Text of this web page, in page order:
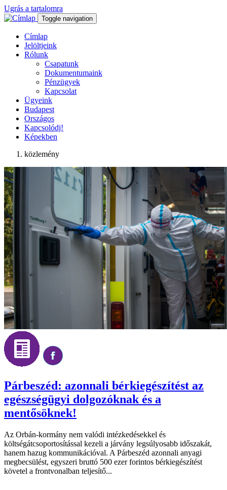
Ugrás a tartalomra
Toggle navigation
Címlap
Jelöltjeink
Rólunk
Csapatunk
Dokumentumaink
Pénzügyek
Kapcsolat
Ügyeink
Budapest
Országos
Kapcsolódj!
Képekben
közlemény
Párbeszéd: azonnali bérkiegészítést az
egészségügyi dolgozóknak és a
mentősöknek!
Az Orbán-kormány nem valódi intézkedésekkel és
költségátcsoportosítással kezeli a járvány legsúlyosabb időszakát,
hanem hazug kommunikációval. A Párbeszéd azonnali anyagi
megbecsülést, egyszeri bruttó 500 ezer forintos bérkiegészítést
követel a frontvonalban teljesítő...